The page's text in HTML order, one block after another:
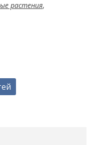
растения,